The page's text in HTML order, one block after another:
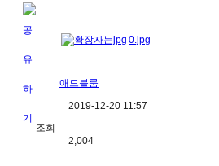
0.jpg
애드블룸
2019-12-20 11:57
조회
2,004